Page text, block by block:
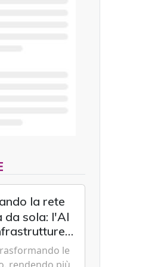
la rete
da sola: l'AI
le